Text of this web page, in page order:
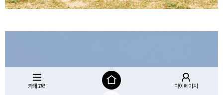
카테고리 마이페이지